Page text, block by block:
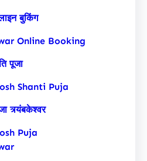
बुकिंग
Online Booking
पूजा
Shanti Puja
त्र्यंबकेश्वर
Puja